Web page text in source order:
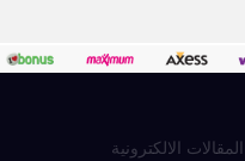
المقالات الالكترونية